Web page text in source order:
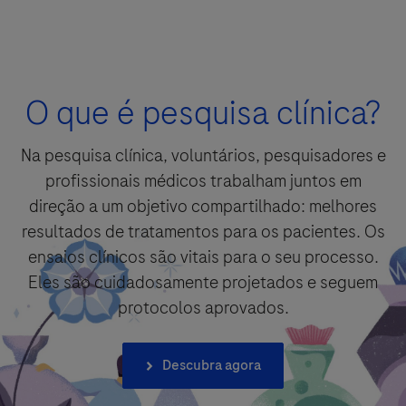
O que é pesquisa clínica?
Na pesquisa clínica, voluntários, pesquisadores e
profissionais médicos trabalham juntos em
direção a um objetivo compartilhado: melhores
resultados de tratamentos para os pacientes. Os
ensaios clínicos são vitais para o seu processo.
Eles são cuidadosamente projetados e seguem
protocolos aprovados.
Descubra agora
Pergunta
Selecione sua opção de contato*
By clicking “Accept and Send”, you confirm that you have read and agree to
Roche’s legal and privacy conditions.
Aceitar e enviar
For Visitors from United States, our Privacy Statement can be reviewed
below:
For Visitors from Canada, our Privacy Statement can be reviewed below:
http://www.rochecanada.com/en/content/footer-items/privacy.html
Aceitar e enviar